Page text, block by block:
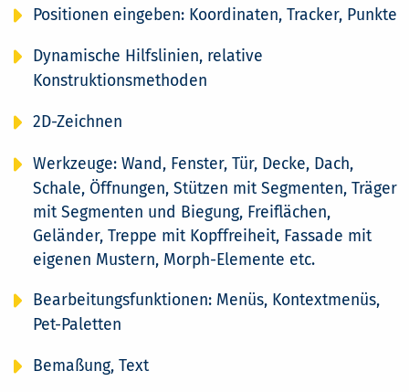
Positionen eingeben: Koordinaten, Tracker, Punkte
Dynamische Hilfslinien, relative
Konstruktionsmethoden
2D-Zeichnen
Werkzeuge: Wand, Fenster, Tür, Decke, Dach,
Schale, Öffnungen, Stützen mit Segmenten, Träger
mit Segmenten und Biegung, Freiflächen,
Geländer, Treppe mit Kopffreiheit, Fassade mit
eigenen Mustern, Morph-Elemente etc.
Bearbeitungsfunktionen: Menüs, Kontextmenüs,
Pet-Paletten
Bemaßung, Text